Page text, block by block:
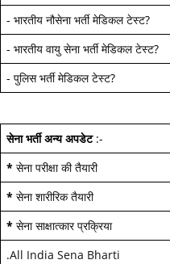
- भारतीय नौसेना भर्ती मेडिकल टेस्ट?
- भारतीय वायु सेना भर्ती मेडिकल टेस्ट?
- पुलिस भर्ती मेडिकल टेस्ट?
सेना भर्ती अन्य अपडेट:-
* सेना परीक्षा की तैयारी
* सेना शारीरिक तैयारी
* सेना साक्षात्कार प्रक्रिया
.All India Sena Bharti